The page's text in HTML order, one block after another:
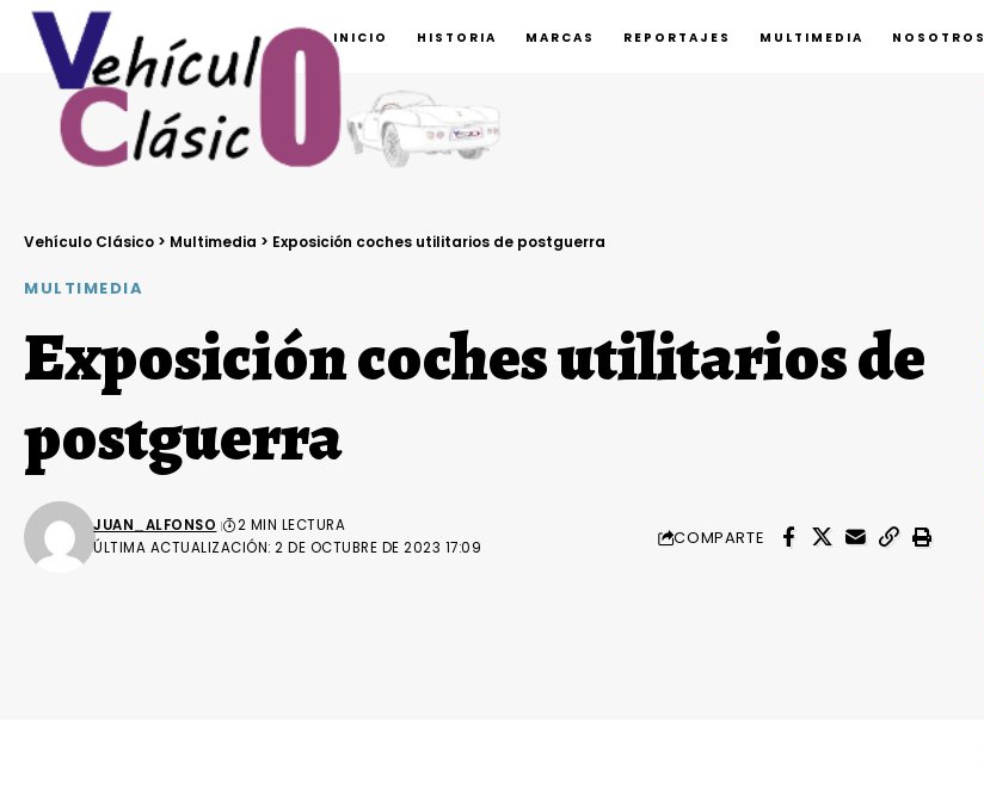
INICIO HISTORIA MARCAS REPORTAJES MULTIMEDIA NOSOTROS
Vehículo Clásico > Multimedia > Exposición coches utilitarios de postguerra
MULTIMEDIA
Exposición coches utilitarios de
postguerra
ÚLTIMA ACTUALIZACIÓN: 2 DE OCTUBRE DE 2023 17:09
JUAN_ALFONSO 2 MIN LECTURA
COMPARTE